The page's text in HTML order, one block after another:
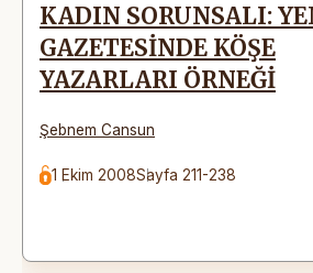
KADIN SORUNSALI:
GAZETESİNDE KÖŞE
YAZARLARI ÖRNEĞİ
Şebnem Cansun
1 Ekim 2008Sayfa 211-238